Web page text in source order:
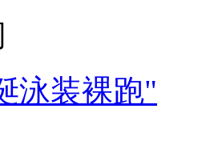
泳装裸跑"